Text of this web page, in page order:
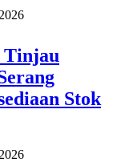
Tinjau
Stok